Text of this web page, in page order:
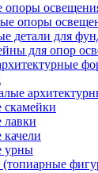
опоры
опоры
детали для
для опор
урны
(топиарные